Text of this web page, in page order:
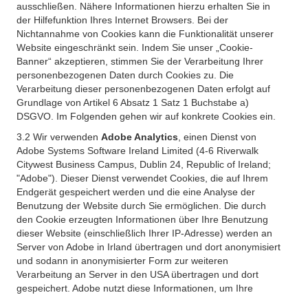
ausschließen. Nähere Informationen hierzu erhalten Sie in
der Hilfefunktion Ihres Internet Browsers. Bei der
Nichtannahme von Cookies kann die Funktionalität unserer
Website eingeschränkt sein. Indem Sie unser „Cookie-
Banner“ akzeptieren, stimmen Sie der Verarbeitung Ihrer
personenbezogenen Daten durch Cookies zu. Die
Verarbeitung dieser personenbezogenen Daten erfolgt auf
Grundlage von Artikel 6 Absatz 1 Satz 1 Buchstabe a)
DSGVO. Im Folgenden gehen wir auf konkrete Cookies ein.
3.2 Wir verwenden Adobe Analytics , einen Dienst von
Adobe Systems Software Ireland Limited (4-6 Riverwalk
Citywest Business Campus, Dublin 24, Republic of Ireland;
"Adobe"). Dieser Dienst verwendet Cookies, die auf Ihrem
Endgerät gespeichert werden und die eine Analyse der
Benutzung der Website durch Sie ermöglichen. Die durch
den Cookie erzeugten Informationen über Ihre Benutzung
dieser Website (einschließlich Ihrer IP-Adresse) werden an
Server von Adobe in Irland übertragen und dort anonymisiert
und sodann in anonymisierter Form zur weiteren
Verarbeitung an Server in den USA übertragen und dort
gespeichert. Adobe nutzt diese Informationen, um Ihre